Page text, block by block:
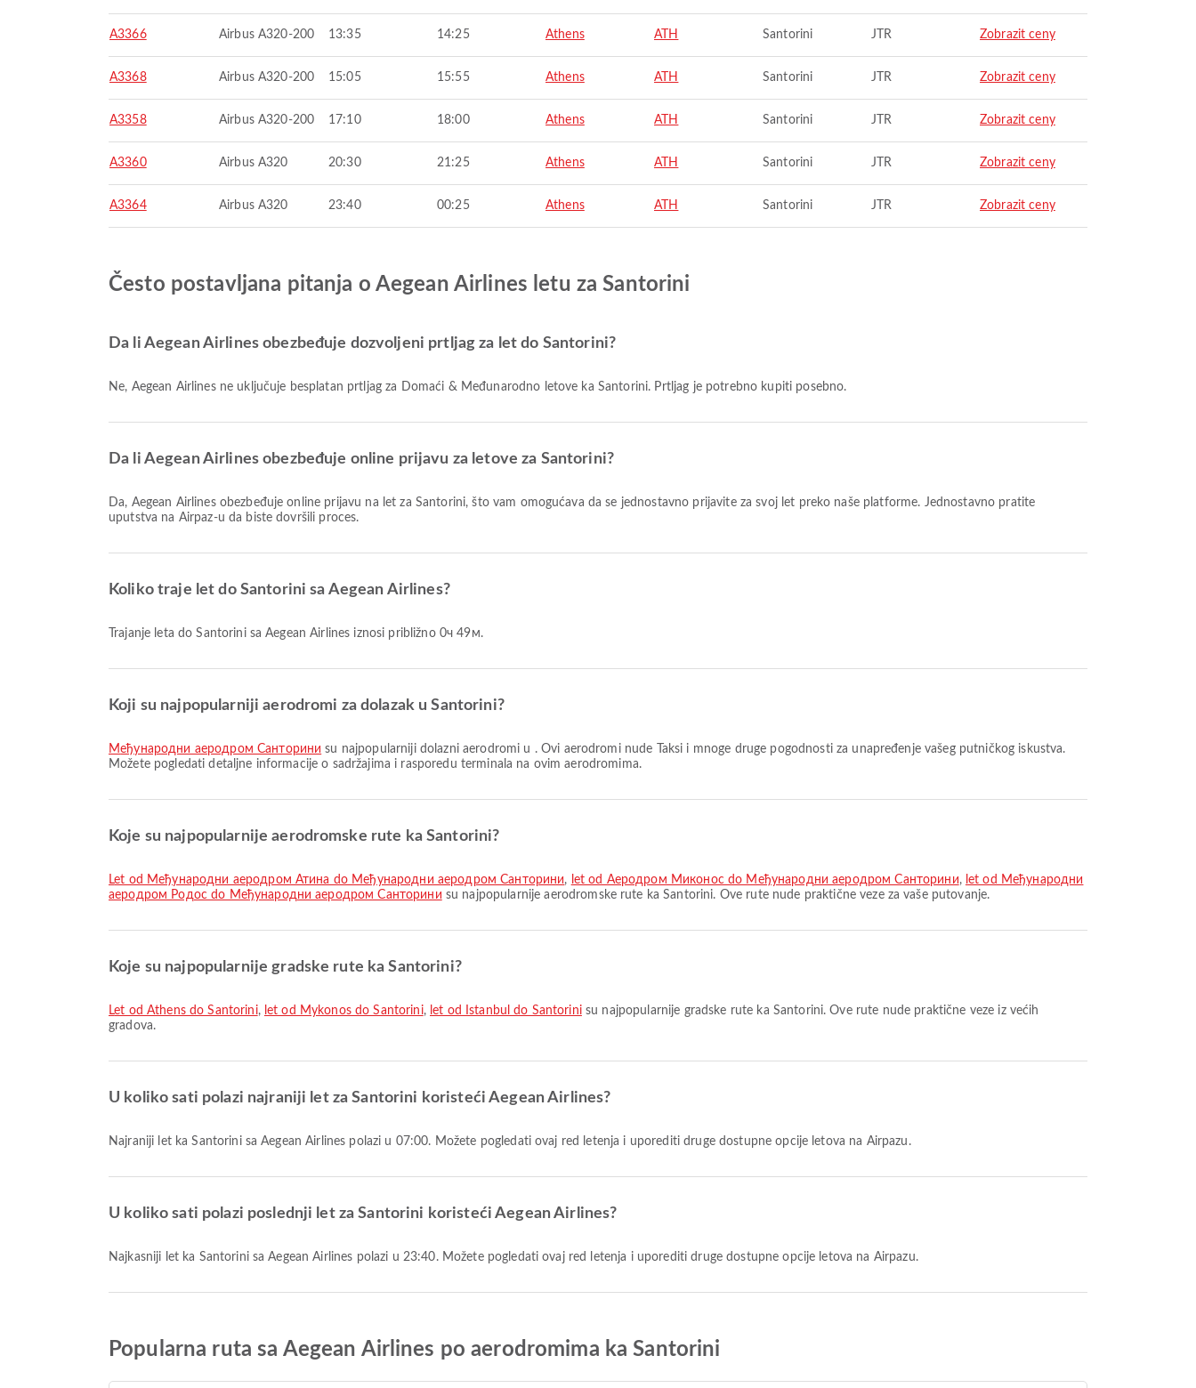
A3366 Airbus A320-200 13:35 14:25 Athens ATH Santorini JTR Zobrazit ceny
A3368 Airbus A320-200 15:05 15:55 Athens ATH Santorini JTR Zobrazit ceny
A3358 Airbus A320-200 17:10 18:00 Athens ATH Santorini JTR Zobrazit ceny
A3360 Airbus A320 20:30 21:25 Athens ATH Santorini JTR Zobrazit ceny
A3364 Airbus A320 23:40 00:25 Athens ATH Santorini JTR Zobrazit ceny
Često postavljana pitanja o Aegean Airlines letu za Santorini
Da li Aegean Airlines obezbeđuje dozvoljeni prtljag za let do Santorini?
Ne, Aegean Airlines ne uključuje besplatan prtljag za Domaći & Međunarodno letove ka Santorini. Prtljag je potrebno kupiti posebno.
Da li Aegean Airlines obezbeđuje online prijavu za letove za Santorini?
Da, Aegean Airlines obezbeđuje online prijavu na let za Santorini, što vam omogućava da se jednostavno prijavite za svoj let preko naše platforme. Jednostavno pratite
uputstva na Airpaz-u da biste dovršili proces.
Koliko traje let do Santorini sa Aegean Airlines?
Trajanje leta do Santorini sa Aegean Airlines iznosi približno 0ч 49м.
Koji su najpopularniji aerodromi za dolazak u Santorini?
Међународни аеродром Санторини su najpopularniji dolazni aerodromi u . Ovi aerodromi nude Taksi i mnoge druge pogodnosti za unapređenje vašeg putničkog iskustva.
Možete pogledati detaljne informacije o sadržajima i rasporedu terminala na ovim aerodromima.
Koje su najpopularnije aerodromske rute ka Santorini?
let od Међународни аеродром Атина do Међународни аеродром Санторини, let od Аеродром Миконос do Међународни аеродром Санторини, let od Међународни
аеродром Родос do Међународни аеродром Санторини su najpopularnije aerodromske rute ka Santorini. Ove rute nude praktične veze za vaše putovanje.
Koje su najpopularnije gradske rute ka Santorini?
let od Athens do Santorini, let od Mykonos do Santorini, let od Istanbul do Santorinisu najpopularnije gradske rute ka Santorini. Ove rute nude praktične veze iz većih
gradova.
U koliko sati polazi najraniji let za Santorini koristeći Aegean Airlines?
Najraniji let ka Santorini sa Aegean Airlines polazi u 07:00. Možete pogledati ovaj red letenja i uporediti druge dostupne opcije letova na Airpazu.
U koliko sati polazi poslednji let za Santorini koristeći Aegean Airlines?
Najkasniji let ka Santorini sa Aegean Airlines polazi u 23:40. Možete pogledati ovaj red letenja i uporediti druge dostupne opcije letova na Airpazu.
Popularna ruta sa Aegean Airlines po aerodromima ka Santorini